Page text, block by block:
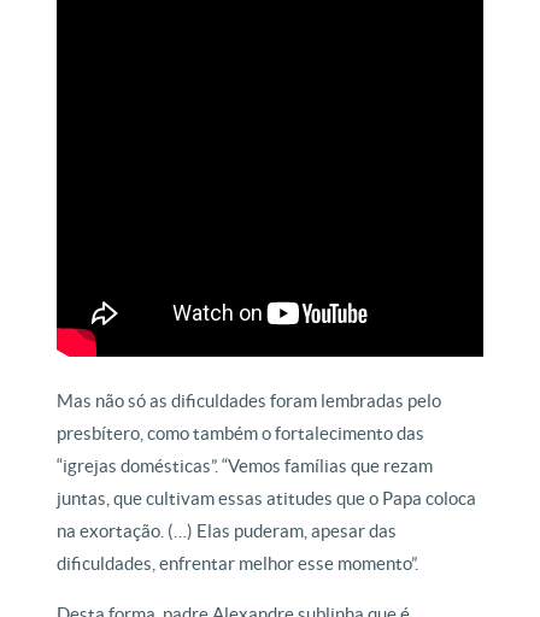
Mas não só as dificuldades foram lembradas pelo
presbítero, como também o fortalecimento das
“igrejas domésticas”. “Vemos famílias que rezam
juntas, que cultivam essas atitudes que o Papa coloca
na exortação. (…) Elas puderam, apesar das
dificuldades, enfrentar melhor esse momento”.